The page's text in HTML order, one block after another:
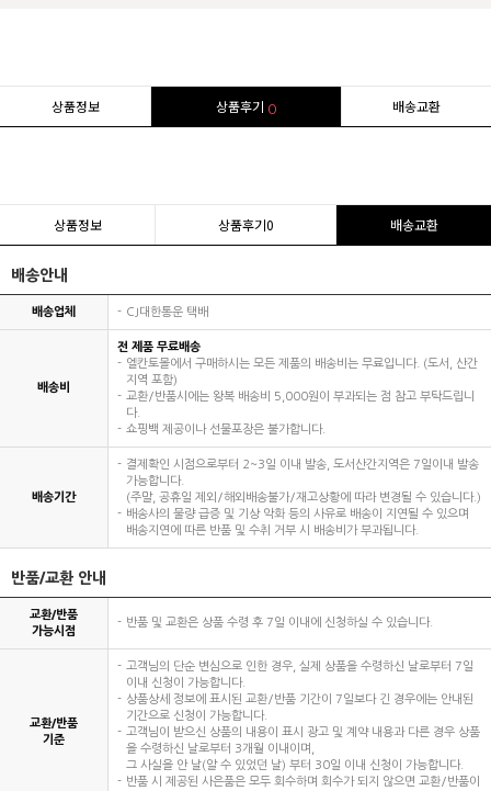
상품정보 상품후기 0 배송교환
상품정보 상품후기0 배송교환
배송안내
배송업체 CJ대한통운 택배
배송비
전 제품 무료배송
엘칸토몰에서 구매하시는 모든 제품의 배송비는 무료입니다. (도서, 산간
지역 포함)
교환/반품시에는 왕복 배송비 5,000원이 부과되는 점 참고 부탁드립니
다.
쇼핑백 제공이나 선물포장은 불가합니다.
배송기간
결제확인 시점으로부터 2~3일 이내 발송, 도서산간지역은 7일이내 발송
가능합니다.
(주말, 공휴일 제외/해외배송불가/재고상황에 따라 변경될 수 있습니다.)
배송사의 물량 급증 및 기상 악화 등의 사유로 배송이 지연될 수 있으며
배송지연에 따른 반품 및 수취 거부 시 배송비가 부과됩니다.
반품/교환 안내
교환/반품
가능시점
반품 및 교환은 상품 수령 후 7일 이내에 신청하실 수 있습니다.
교환/반품
기준
고객님의 단순 변심으로 인한 경우, 실제 상품을 수령하신 날로부터 7일
이내 신청이 가능합니다.
상품상세 정보에 표시된 교환/반품 기간이 7일보다 긴 경우에는 안내된
기간으로 신청이 가능합니다.
고객님이 받으신 상품의 내용이 표시 광고 및 계약 내용과 다른 경우 상품
을 수령하신 날로부터 3개월 이내이며,
그 사실을 안 날(알 수 있었던 날) 부터 30일 이내 신청이 가능합니다.
반품 시 제공된 사은품은 모두 회수하며 회수가 되지 않으면 교환/반품이